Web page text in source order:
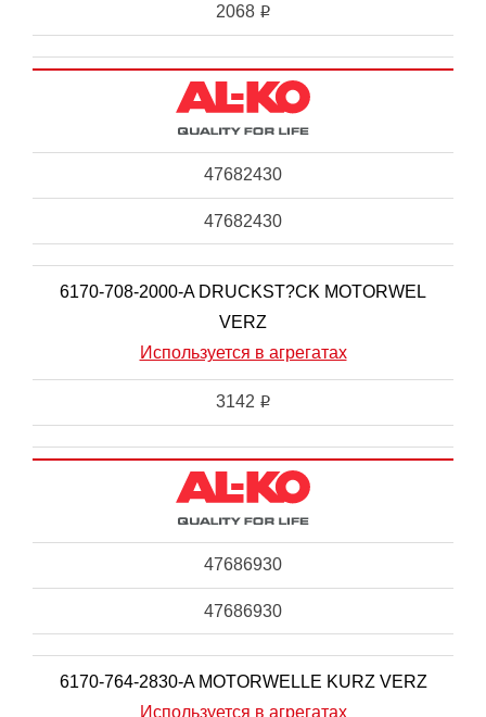
2068 i
47682430
47682430
6170-708-2000-A DRUCKST?CK MOTORWEL
VERZ
Используется в агрегатах
3142 i
47686930
47686930
6170-764-2830-A MOTORWELLE KURZ VERZ
Используется в агрегатах